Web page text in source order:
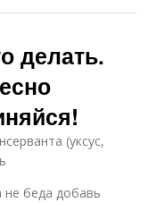
делать.
(уксус,
не беда добавь